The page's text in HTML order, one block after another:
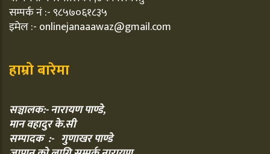
सम्पर्क नं :- ९८५७०६१८३५
इमेल :- onlinejanaaawaz@gmail.com
हाम्रो बारेमा
सञ्चालक:- नारायण पाण्डे,
मान वहादुर के.सी
सम्पादक :- गुणाखर पाण्डे